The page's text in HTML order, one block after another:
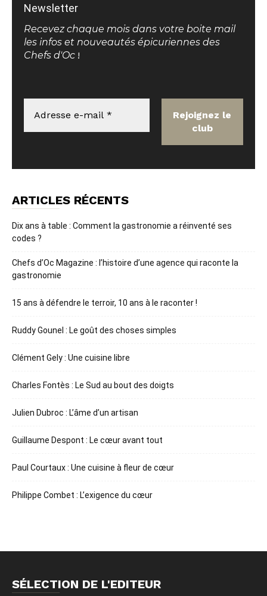
Newsletter
Recevez chaque mois dans votre boite mail
les infos et nouveautés épicuriennes des
Chefs d'Oc !
ARTICLES RÉCENTS
Dix ans à table : Comment la gastronomie a réinventé ses
codes ?
Chefs d’Oc Magazine : l’histoire d’une agence qui raconte la
gastronomie
15 ans à défendre le terroir, 10 ans à le raconter !
Ruddy Gounel : Le goût des choses simples
Clément Gely : Une cuisine libre
Charles Fontès : Le Sud au bout des doigts
Julien Dubroc : L’âme d’un artisan
Guillaume Despont : Le cœur avant tout
Paul Courtaux : Une cuisine à fleur de cœur
Philippe Combet : L’exigence du cœur
SÉLECTION DE L'EDITEUR